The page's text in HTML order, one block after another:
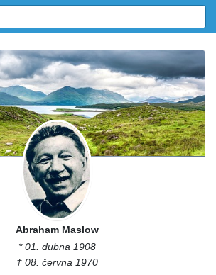
Abraham Maslow
* 01. dubna 1908
† 08. června 1970